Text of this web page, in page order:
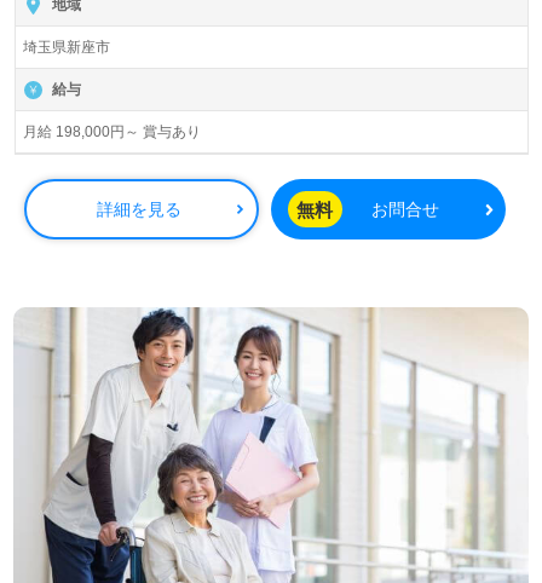
地域
埼玉県新座市
給与
月給 198,000円～ 賞与あり
詳細を見る 無料 お問合せ